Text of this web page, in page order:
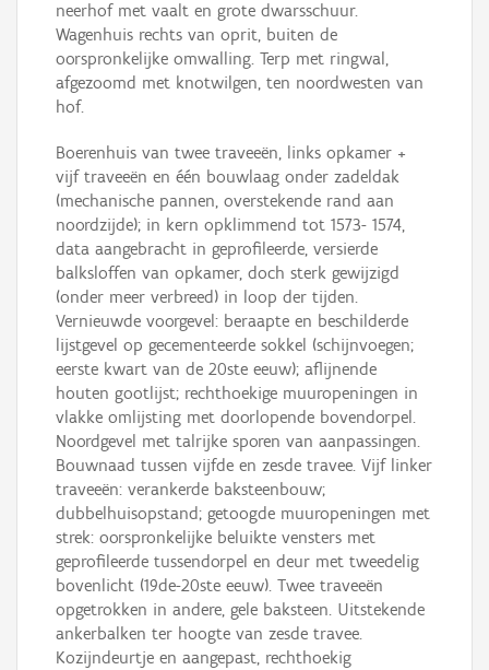
neerhof met vaalt en grote dwarsschuur.
Wagenhuis rechts van oprit, buiten de
oorspronkelijke omwalling. Terp met ringwal,
afgezoomd met knotwilgen, ten noordwesten van
hof.
Boerenhuis van twee traveeën, links opkamer +
vijf traveeën en één bouwlaag onder zadeldak
(mechanische pannen, overstekende rand aan
noordzijde); in kern opklimmend tot 1573- 1574,
data aangebracht in geprofileerde, versierde
balksloffen van opkamer, doch sterk gewijzigd
(onder meer verbreed) in loop der tijden.
Vernieuwde voorgevel: beraapte en beschilderde
lijstgevel op gecementeerde sokkel (schijnvoegen;
eerste kwart van de 20ste eeuw); aflijnende
houten gootlijst; rechthoekige muuropeningen in
vlakke omlijsting met doorlopende bovendorpel.
Noordgevel met talrijke sporen van aanpassingen.
Bouwnaad tussen vijfde en zesde travee. Vijf linker
traveeën: verankerde baksteenbouw;
dubbelhuisopstand; getoogde muuropeningen met
strek: oorspronkelijke beluikte vensters met
geprofileerde tussendorpel en deur met tweedelig
bovenlicht (19de-20ste eeuw). Twee traveeën
opgetrokken in andere, gele baksteen. Uitstekende
ankerbalken ter hoogte van zesde travee.
Kozijndeurtje en aangepast, rechthoekig